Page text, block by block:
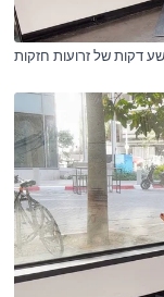
דקות של זרועות חזקות